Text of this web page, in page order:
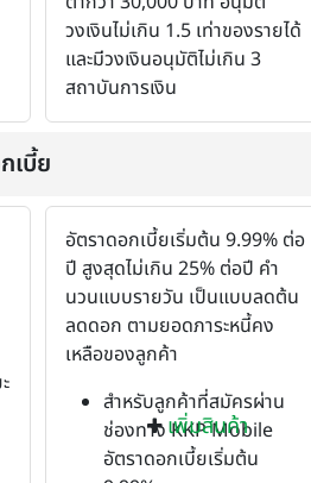
เพิ่มสินค้า
วงเงินไม่เกิน 1.5 เท่าของรายได้
และมีวงเงินอนุมัติไม่เกิน 3
สถาบันการเงิน
เบี้ย
อัตราดอกเบี้ยเริ่มต้น 9.99% ต่อ
ปี สูงสุดไม่เกิน 25% ต่อปี คำ
นวนแบบรายวัน เป็นแบบลดต้น
ลดดอก ตามยอดภาระหนี้คง
เหลือของลูกค้า
สำหรับลูกค้าที่สมัครผ่าน
ช่องทาง KKP Mobile
อัตราดอกเบี้ยเริ่มต้น